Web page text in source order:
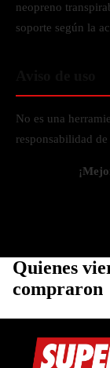
neopreno
soporte según la
No es una
responsabilidad
Quienes
compraron